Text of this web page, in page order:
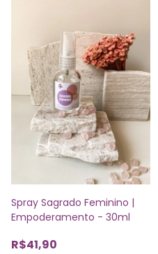
Spray Sagrado Feminino |
Empoderamento - 30ml
R$41,90